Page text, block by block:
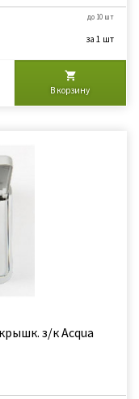
до 10 шт
за 1 шт
В корзину
з/к Acqua